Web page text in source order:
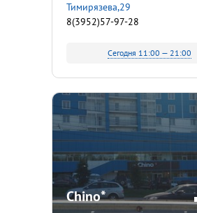
Тимирязева,29
8(3952)57-97-28
Сегодня 11:00 — 21:00
Chino*